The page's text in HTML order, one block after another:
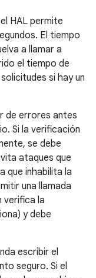
HAL permite
El tiempo
a llamar a
el tiempo de
si hay un
de errores antes
Si la verificación
se debe
ataques que
que inhabilita la
una llamada
verifica la
y debe
escribir el
seguro. Si el